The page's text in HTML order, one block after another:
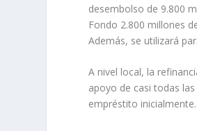
desembolso de 9.800
Fondo 2.800 millones
Además, se utilizará
A nivel local, la
apoyo de casi todas
empréstito inicialmente.